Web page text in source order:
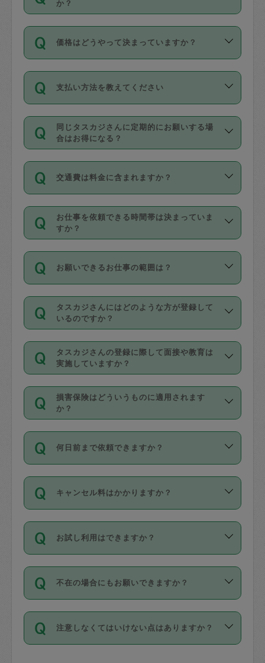
か？
依頼1回につき3時間固定です。3時間を
超えて依頼したい場合は、延長機能をご
利用ください。機能をご利用いただくに
の上事前申請することが必要です。な
お、3時間を下回っても、値引き等はござ
いません。
価格はどうやって決まっていますか？
11種類の価格帯の中からタスカジさん自
身が価格を選んで設定しています。
タスカジさんの価格設定には最初は制限
があり、レビュー件数、レビューの平均
値、などで除々に設定可能な最高額が上
がっていく仕組みになっています。
支払い方法を教えてください
お支払方法はクレジットカード（Visa／
Master／JCB／AMERICAN EXPRESS／
Diners Club）のみとなります。
を行う際にご入力ください。プロフィー
ル登録時にはご入力いただかなくても大
丈夫です。
デビットカード・プリペイドカード（Vプ
リカ、au WALLETなど）は支払にはご利
銀行振込や現金払いも対応していませ
なお、タスカジさんの交通費も、依頼料
金のご請求と合わせてお支払いとなりま
動計算で表示されます。
同じタスカジさんに定期的にお願いする場
合はお得になる？
依頼には「スポット」と「定期（毎週｜
隔週）」があり、「定期」の依頼は「ス
ポット」よりお得な料金でご利用できま
す。
定期の最低利用回数は設けていない代わ
りに、一定数を超えたキャンセルは有償
（例：毎週定期の場合は３回以上のキャ
ンセルが有償（1200円、隔週定期の場合
は２回以上のキャンセルが有償（1200
交通費は料金に含まれますか？
交通費は依頼料金とは別途発生し、依頼
料金のご請求と合わせてお支払いとなり
ます。交通費の金額は「依頼の詳細」に
お仕事を依頼できる時間帯は決まっていま
すか？
時間帯は3種類あります。いずれも１回あ
たり３時間です。
・ＡＭ ９時～１２時
・ＰＭ １３時～１６時
・夜 １８時～２１時
開始時間を２時間前後変更することが可
能です。依頼送信後、個別にタスカジさ
んにメッセージを送り調整してくださ
い。ただし、２時間を越えての調整はで
時間も被らない場合、損害保険の対象外
お願いできるお仕事の範囲は？
掃除、整理収納、洗濯、買い物、料理、
作り置きです。タスカジさんによってで
きる仕事の範囲が異なりますので、依頼
する前にタスカジさんのプロフィールで
確認してください。
基本的に、高所での作業や危険作業、屋
外での作業は対象外です。
タスカジさんにはどのような方が登録して
いるのですか？
主婦として長年の家事経験をお持ちの
方、栄養士・調理師といった資格者で保
育園や学校の給食やレストランで料理関
係の専門職に従事されていた方、日本で
すでにハウスキーパーや英語の先生とし
てお仕事をしているフィリピン出身の
社員など様々なバックグラウンドの方が
登録しています。
日本語も話せる方など様々です。
ールに記載していますので、各自の得意
を依頼してください。
タスカジさんの登録に際して面接や教育は
実施していますか？
応募の際に、各自事務局との面接と説明
を行っています。その後、身分証明書の
写真提出をしていただいています。外国
確認しています。タスカジさんトレーニ
ング動画を使ったセルフトレーニングの
現場トライアルを受け、合格したタスカ
ジさんが活動されています。
※テストセンターの講評は１件目のレビュ
参考
【詳細】タスカジさんの登録に際
損害保険はどういうものに適用されます
か？
依頼者とタスカジさんとの間でタスカジ
を通して成立した作業時間内での作業に
適用されます。作業範囲は、掃除、洗
です。作業中に物を壊したり、人にけが
をさせたりした場合が対象で、補償金額
す。
写真を撮り、
詳細FAQ：
損害賠償保険について教えて
何日前まで依頼できますか？
ご依頼は、現在を起点に3日後（72時間
以降）の日時から受付可能となっていま
す。
タスカジさんへ「募集」をかけることが
可能です。
キャンセル料はかかりますか？
キャンセル料には、以下の2種類がありま
す。
1. 直前キャンセル（定期、スポット契約
共通）
72時間を超える※と、以下のキャンセル
料が発生します。
お試し利用はできますか？
「お試し利用」というメニューはありま
せんが、「一回のみ」依頼を活用するこ
とによって、気に入ったタスカジさんを
まず、条件の合う気になるタスカジさ
不在の場合にもお願いできますか？
不在の場合の作業はタスカジさんの同意
が必要です。数回の依頼ののち、タスカ
ジさんと依頼者の間で十分な信頼関係が
注意しなくてはいけない点はありますか？